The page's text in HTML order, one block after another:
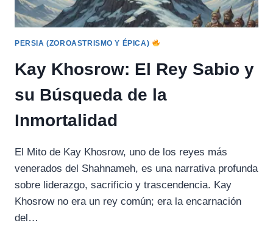
PERSIA (ZOROASTRISMO Y ÉPICA)
Kay Khosrow: El Rey Sabio y
su Búsqueda de la
Inmortalidad
El Mito de Kay Khosrow, uno de los reyes más
venerados del Shahnameh, es una narrativa profunda
sobre liderazgo, sacrificio y trascendencia. Kay
Khosrow no era un rey común; era la encarnación
del…